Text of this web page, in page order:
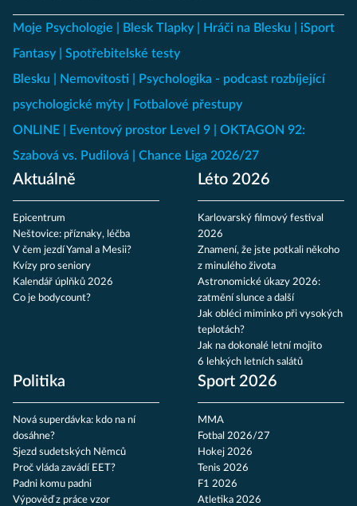
Moje Psychologie Blesk Tlapky Hráči na Blesku
iSport
Fantasy
Spotřebitelské testy
Blesku
Nemovitosti
Psychologika - podcast rozbíjející
psychologické mýty
Fotbalové přestupy
ONLINE
Eventový prostor Level 9
OKTAGON 92:
Szabová vs. Pudilová
Chance Liga 2026/27
Aktuálně
Epicentrum
Neštovice: příznaky, léčba
V čem jezdí Yamal a Mesii?
Kvízy pro seniory
Kalendář úplňků 2026
Co je bodycount?
Léto 2026
Karlovarský filmový festival
2026
Znamení, že jste potkali někoho
z minulého života
Astronomické úkazy 2026:
zatmění slunce a další
Jak obléci miminko při vysokých
teplotách?
Jak na dokonalé letní mojito
6 lehkých letních salátů
Politika
Nová superdávka: kdo na ní
dosáhne?
Sjezd sudetských Němců
Proč vláda zavádí EET?
Padni komu padni
Výpověď z práce vzor
Sport 2026
MMA
Fotbal 2026/27
Hokej 2026
Tenis 2026
F1 2026
Atletika 2026